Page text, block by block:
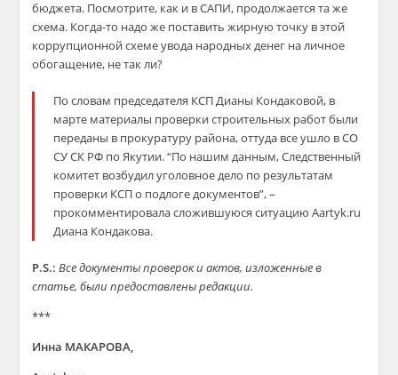
бюджета. Посмотрите, как и в САПИ, продолжается та же
схема. Когда-то надо же поставить жирную точку в этой
коррупционной схеме увода народных денег на личное
обогащение, не так ли?
По словам председателя КСП Дианы Кондаковой, в
марте материалы проверки строительных работ были
переданы в прокуратуру района, оттуда все ушло в СО
СУ СК РФ по Якутии. “По нашим данным, Следственный
комитет возбудил уголовное дело по результатам
проверки КСП о подлоге документов”, –
прокомментировала сложившуюся ситуацию Аartyk.ru
Диана Кондакова.
P.S.: Все документы проверок и актов, изложенные в
статье, были предоставлены редакции.
***
Инна МАКАРОВА,